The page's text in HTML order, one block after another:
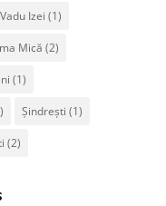
Vadu Izei (1)
Mică (2)
(1)
Șindrești (1)
(2)